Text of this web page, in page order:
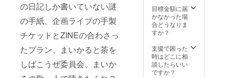
の日記しか書いていない謎
の手紙、企画ライブの手製
チケットとZINEの合わさっ
たプラン、まいかると茶を
しばこうぜ委員会、まいか
らから
候補を
挙げさ
の後擦
り合わ
せて決
定致し
以降と
なりま
す。 ・
完成し
ン入り
ZINEを
お届け
＆あな
目標金額に届
かなかった場
合どうなりま
すか？
支援で困った
時はどこに相
談したらいい
ですか？